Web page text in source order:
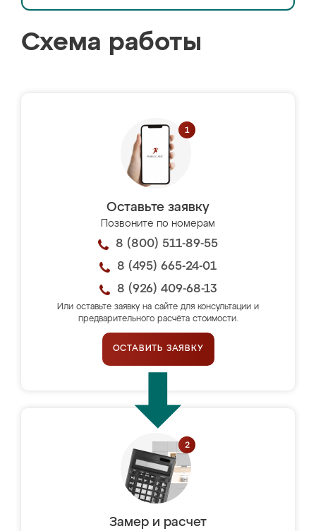
Схема работы
Оставьте заявку
Позвоните по номерам
8 (800) 511-89-55
8 (495) 665-24-01
8 (926) 409-68-13
Или оставьте заявку на сайте для консультации и
предварительного расчёта стоимости.
ОСТАВИТЬ ЗАЯВКУ
Замер и расчет